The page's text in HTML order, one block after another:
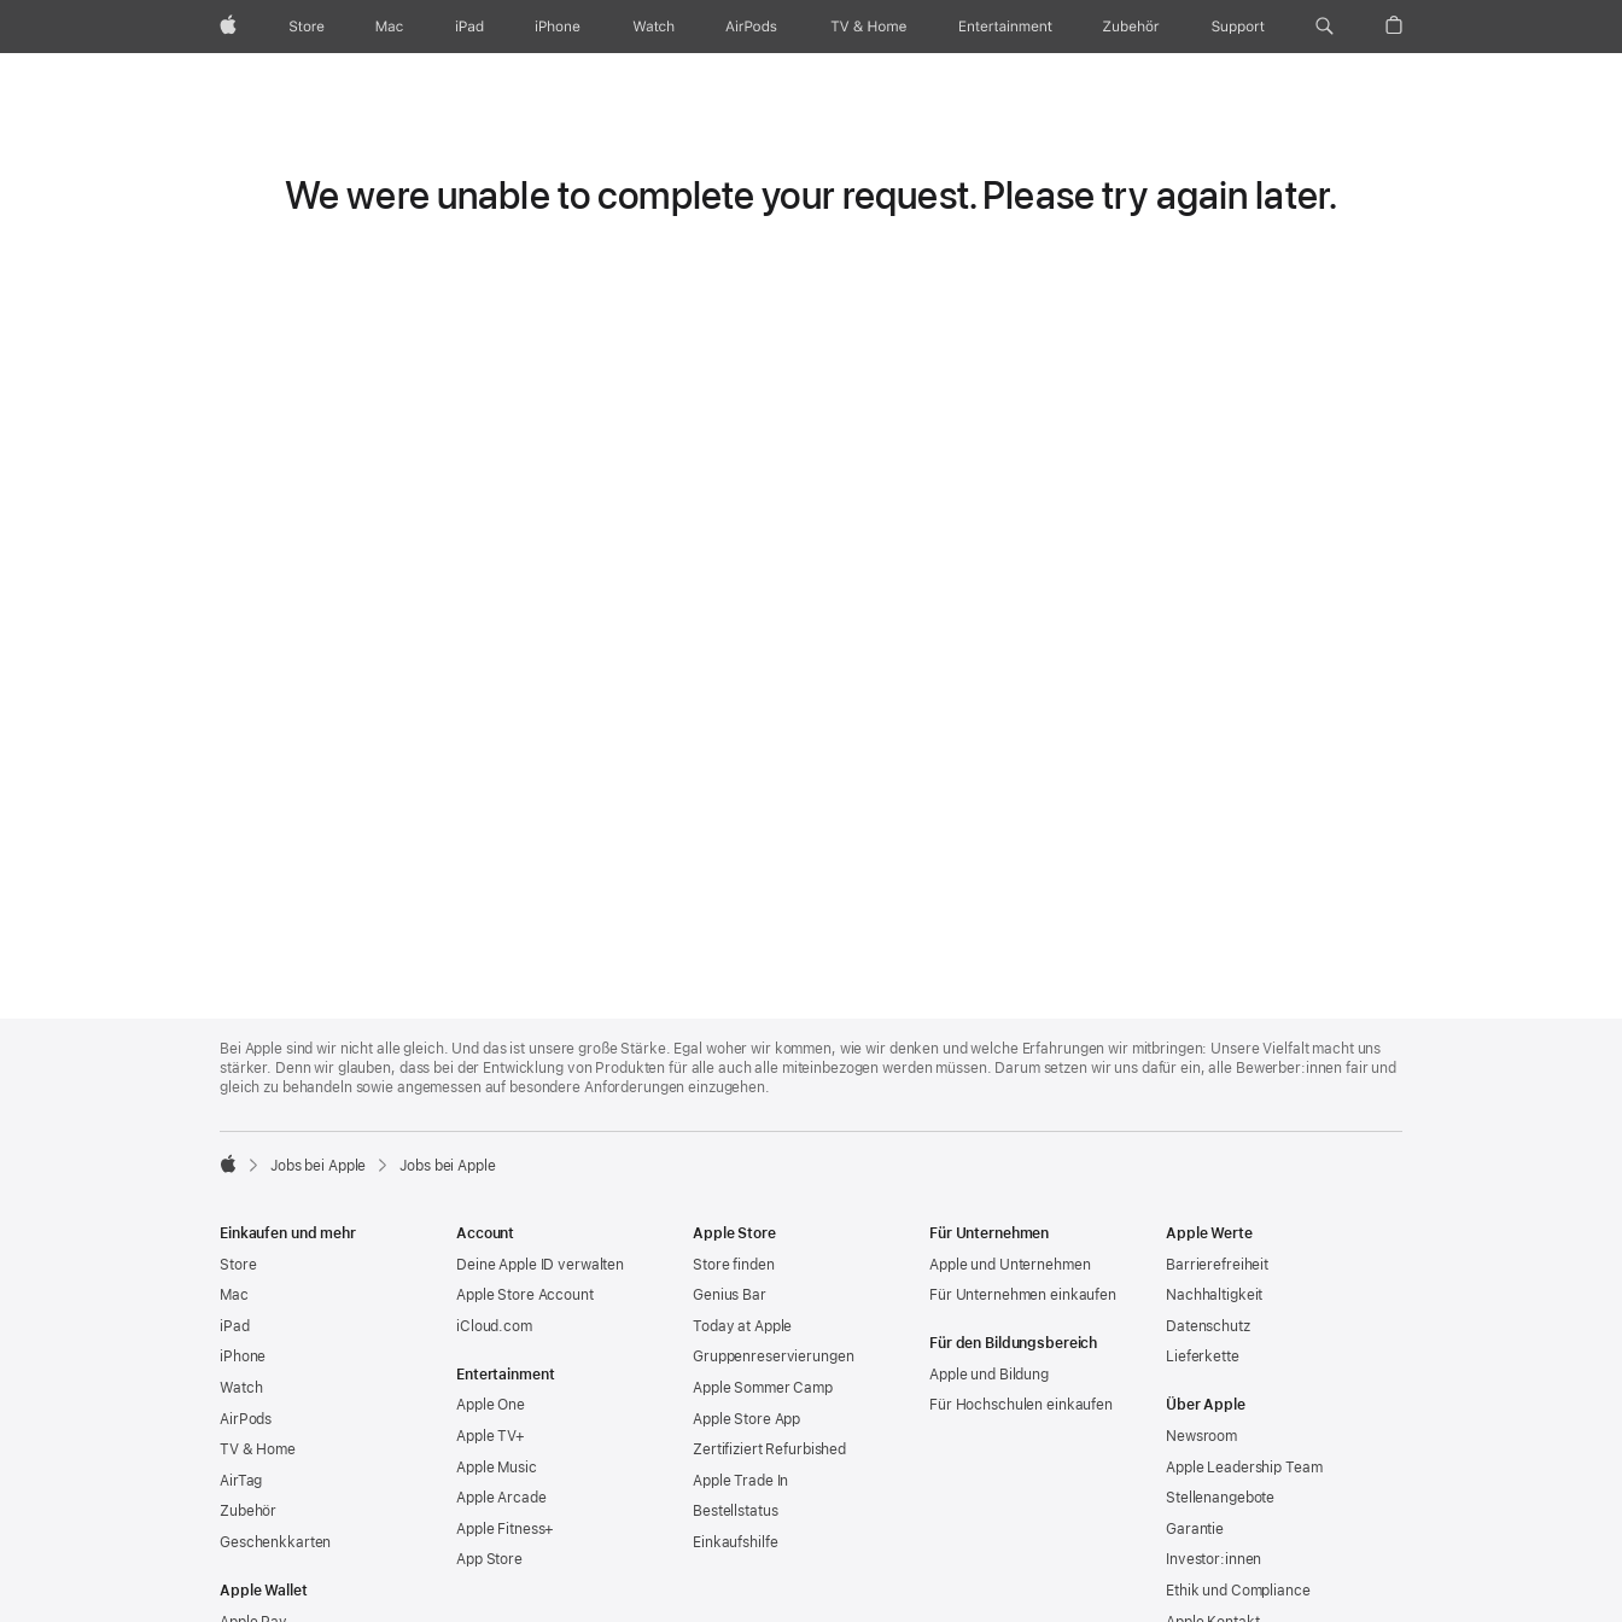
Apple Store Mac iPad iPhone Watch AirPods TV & Home Entertainment Zubehör Support
We were unable to complete your request. Please try again later.
Footer
Bei Apple sind wir nicht alle gleich. Und das ist unsere große Stärke. Egal woher wir kommen, wie wir denken und welche Erfahrungen wir mitbringen: Unsere Vielfalt macht uns
stärker. Denn wir glauben, dass bei der Entwicklung von Produkten für alle auch alle miteinbezogen werden müssen. Darum setzen wir uns dafür ein, alle Bewerber:innen fair und
gleich zu behandeln sowie angemessen auf besondere Anforderungen einzugehen.

Jobs bei Apple Jobs bei Apple
Einkaufen und mehr
Store
Mac
iPad
iPhone
Watch
AirPods
TV & Home
AirTag
Zubehör
Geschenkkarten
Apple Wallet
Account
Deine Apple ID verwalten
Apple Store Account
iCloud.com
Entertainment
Apple One
Apple TV+
Apple Music
Apple Arcade
Apple Fitness+
App Store
Apple Store
Store finden
Genius Bar
Today at Apple
Gruppen­reservierungen
Apple Sommer Camp
Apple Store App
Zertifiziert Refurbished
Apple Trade In
Bestellstatus
Einkaufshilfe
Für Unternehmen
Apple und Unternehmen
Für Unternehmen einkaufen
Für den Bildungsbereich
Apple und Bildung
Für Hochschulen einkaufen
Apple Werte
Barrierefreiheit
Nachhaltigkeit
Datenschutz
Lieferkette
Über Apple
Newsroom
Apple Leadership Team
Stellenangebote
Garantie
Investor:innen
Ethik und Compliance